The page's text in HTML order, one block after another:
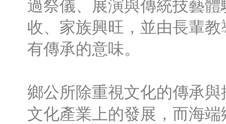
過祭儀、展演與傳統技藝
收、家族興旺，並由長輩
有傳承的意味。
鄉公所除重視文化的傳承
文化產業上的發展，而海